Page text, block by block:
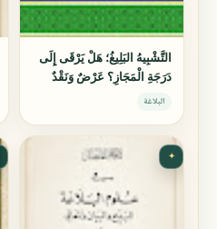
التَّشْبِيهُ البَلِيغُ؛ هَلْ يَرْقَى إِلَى
دَرَجَةِ الْمَجَازِ؟ عَرْضٌ وَنَقْدٌ
البلاغة
✦